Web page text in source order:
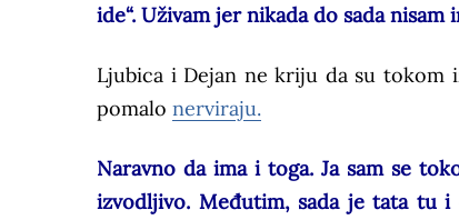
ide“. Uživam jer nikada do sada
Ljubica i Dejan ne kriju da su tokom
pomalo nerviraju.
Naravno da ima i toga. Ja sam se
izvodljivo. Međutim, sada je tata tu i